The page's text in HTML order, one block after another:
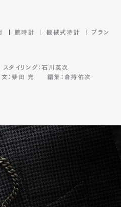
腕時計 機械式時計
ブラン
スタイリング：石川英次
文：柴田 充 編集：倉持佑次